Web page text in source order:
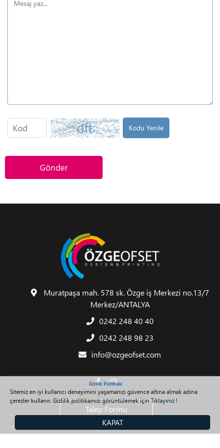
Kodu Yenile
Gönder
Muratpaşa mah. 578 sk. Özge iş Merkezi no.13/7
Merkez/ANTALYA
0242 248 40 40
0242 248 98 23
info@ozgeofset.com
Talep Formu
Gizlilik Politikası
Sitemiz en iyi kullanıcı deneyimini yaşamanızı güvence altına almak adına
çerezler kullanır. Gizlilik politikamızı görüntülemek içinTıklayınız !
KAPAT